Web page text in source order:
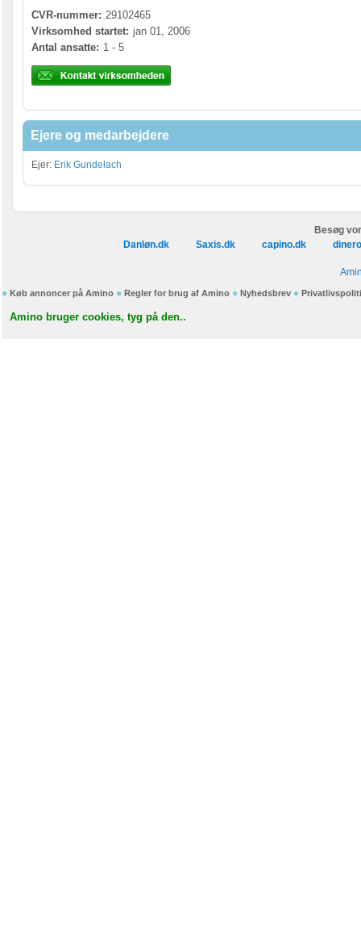
CVR-nummer: 29102465
Virksomhed startet: jan 01, 2006
Antal ansatte: 1 - 5
Ejere og medarbejdere
Ejer: Erik Gundelach
Besøg
Danløn.dk
Saxis.dk capino.dk
Køb annoncer på Amino Regler for brug af Amino Nyhedsbrev
Amino bruger cookies, tyg på den..